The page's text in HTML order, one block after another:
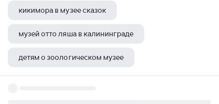
кикимора в музее сказок
музей отто ляша в калининграде
детям о зоологическом музее